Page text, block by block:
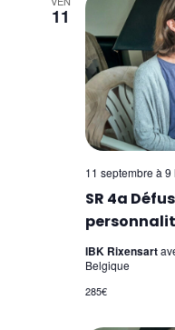
Core Kinesiology
Corps Énergie
Réflexes
Kinésiologie
Brain Gym/Edu K
Applied
Pratiques
11
SR 4a
11 septembre à 9
IBK Rixensart
Belgique
285€